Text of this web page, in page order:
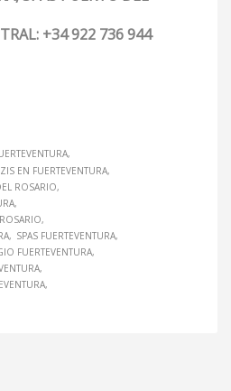
+34 922 736 944
EN FUERTEVENTURA
ROSARIO
SPAS FUERTEVENTURA
FUERTEVENTURA